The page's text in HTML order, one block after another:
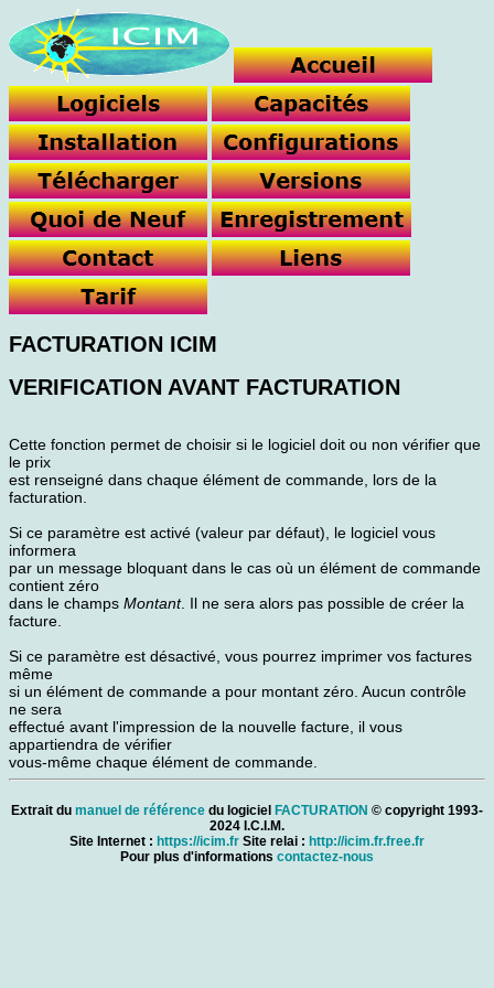
FACTURATION ICIM
VERIFICATION AVANT FACTURATION
Cette fonction permet de choisir si le logiciel doit ou non vérifier que
le prix
est renseigné dans chaque élément de commande, lors de la
facturation.
Si ce paramètre est activé (valeur par défaut), le logiciel vous
informera
par un message bloquant dans le cas où un élément de commande
contient zéro
dans le champs Montant. Il ne sera alors pas possible de créer la
facture.
Si ce paramètre est désactivé, vous pourrez imprimer vos factures
même
si un élément de commande a pour montant zéro. Aucun contrôle
ne sera
effectué avant l'impression de la nouvelle facture, il vous
appartiendra de vérifier
vous-même chaque élément de commande.
Extrait du manuel de référence du logiciel FACTURATION © copyright 1993-
2024 I.C.I.M.
Site Internet : https://icim.fr Site relai : http://icim.fr.free.fr
Pour plus d'informations contactez-nous